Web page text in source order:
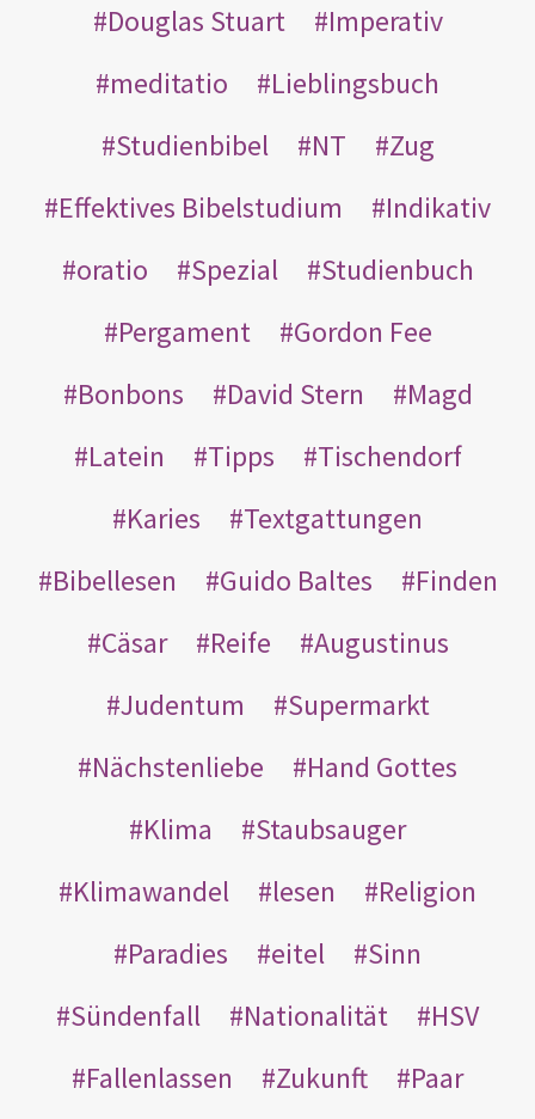
Douglas Stuart
Imperativ
meditatio
Lieblingsbuch
Studienbibel
NT
Zug
Effektives Bibelstudium
Indikativ
oratio
Spezial
Studienbuch
Pergament
Gordon Fee
Bonbons
David Stern
Magd
Latein
Tipps
Tischendorf
Karies
Textgattungen
Bibellesen
Guido Baltes
Finden
Cäsar
Reife
Augustinus
Judentum
Supermarkt
Nächstenliebe
Hand Gottes
Klima
Staubsauger
Klimawandel
lesen
Religion
Paradies
eitel
Sinn
Sündenfall
Nationalität
HSV
Fallenlassen
Zukunft
Paar